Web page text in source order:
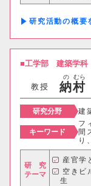
研究活動の概要
工学部 建築学科
教授 納
の
村
むら
研究分野 建
キーワード
フ
間
り
研 究
テーマ
産官学
空きビ
生